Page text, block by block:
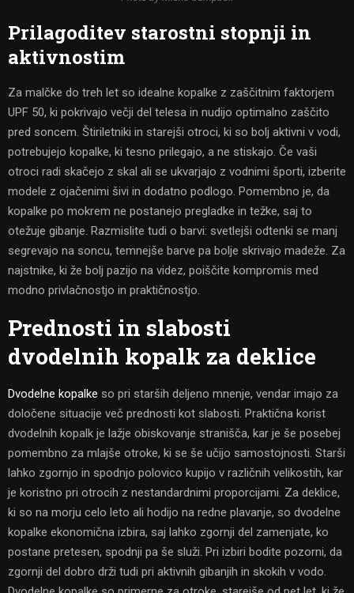
Prilagoditev starostni stopnji in
aktivnostim
Za malčke do treh let so idealne kopalke z zaščitnim faktorjem
UPF 50, ki pokrivajo večji del telesa in nudijo optimalno zaščito
pred soncem. Štiriletniki in starejši otroci, ki so bolj aktivni v vodi,
potrebujejo kopalke, ki tesno prilegajo, a ne stiskajo. Če vaši
otroci radi skačejo z skal ali se ukvarjajo z vodnimi športi, izberite
modele z ojačenimi šivi in dodatno podlogo. Pomembno je, da
kopalke po mokrem ne postanejo pregladke in težke, saj to
otežuje gibanje. Razmislite tudi o barvi: svetlejši odtenki se manj
segrevajo na soncu, temnejše barve pa bolje skrivajo madeže. Za
najstnike, ki že bolj pazijo na videz, poiščite kompromis med
modno privlačnostjo in praktičnostjo.
Prednosti in slabosti
dvodelnih kopalk za deklice
Dvodelne kopalke so pri starših deljeno mnenje, vendar imajo za
določene situacije več prednosti kot slabosti. Praktična korist
dvodelnih kopalk je lažje obiskovanje stranišča, kar je še posebej
pomembno za mlajše otroke, ki se še učijo samostojnosti. Starši
lahko zgornjo in spodnjo polovico kupijo v različnih velikostih, kar
je koristno pri otrocih z nestandardnimi proporcijami. Za deklice,
ki so na morju celo leto ali hodijo na redne plavanje, so dvodelne
kopalke ekonomična izbira, saj lahko zgornji del zamenjate, ko
postane pretesen, spodnji pa še služi. Pri izbiri bodite pozorni, da
zgornji del dobro drži tudi pri aktivnih gibanjih in skokih v vodo.